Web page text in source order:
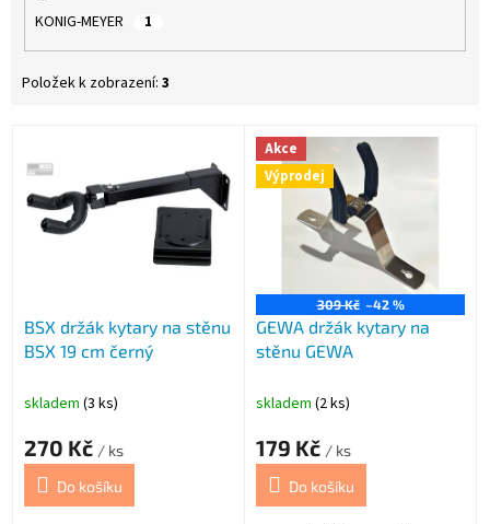
KONIG-MEYER 1
Položek k zobrazení: 3
BSX držák kytary na stěnu
BSX 19 cm černý
skladem (3 ks)
270 Kč / ks
Do košíku
Akce
Výprodej
309 Kč –42 %
GEWA držák kytary na
stěnu GEWA
skladem (2 ks)
179 Kč / ks
Do košíku